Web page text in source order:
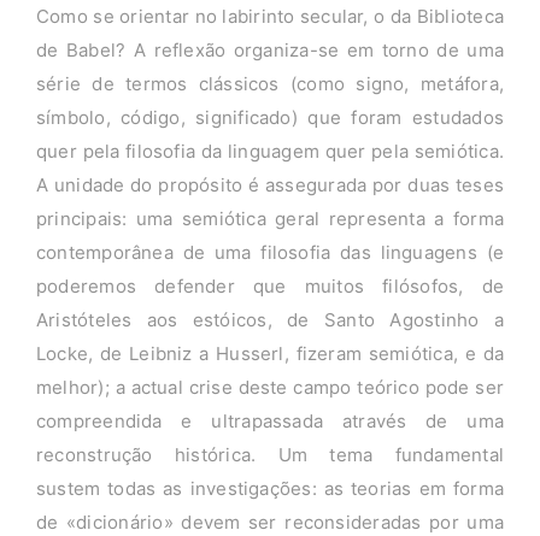
Como se orientar no labirinto secular, o da Biblioteca
de Babel? A reflexão organiza-se em torno de uma
série de termos clássicos (como signo, metáfora,
símbolo, código, significado) que foram estudados
quer pela filosofia da linguagem quer pela semiótica.
A unidade do propósito é assegurada por duas teses
principais: uma semiótica geral representa a forma
contemporânea de uma filosofia das linguagens (e
poderemos defender que muitos filósofos, de
Aristóteles aos estóicos, de Santo Agostinho a
Locke, de Leibniz a Husserl, fizeram semiótica, e da
melhor); a actual crise deste campo teórico pode ser
compreendida e ultrapassada através de uma
reconstrução histórica. Um tema fundamental
sustem todas as investigações: as teorias em forma
de «dicionário» devem ser reconsideradas por uma